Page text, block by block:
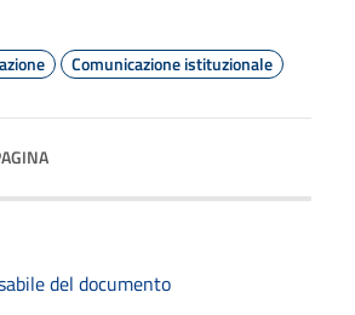
Comunicazione istituzionale
del documento